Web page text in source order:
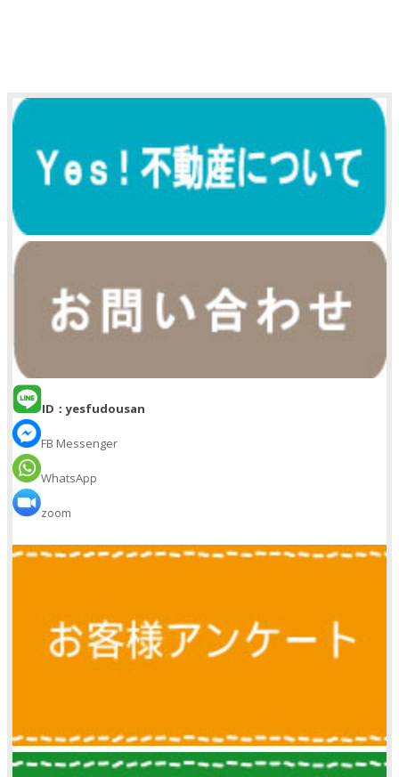
ID：yesfudousan
FB Messenger
WhatsApp
zoom